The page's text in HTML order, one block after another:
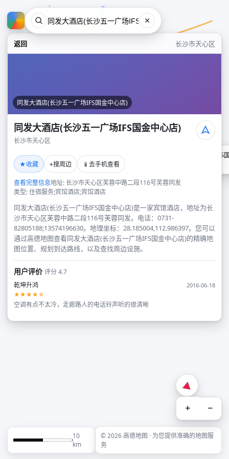
返回 长沙市天心区
同发大酒店(长沙五一广场IFS国金中心店)
同发大酒店(长沙五一广场IFS国金中心店)
长沙市天心区
★收藏 ⌖搜周边 📱 去手机查看
查看完整信息地址: 长沙市天心区芙蓉中路二段116号芙蓉同发
类型: 住宿服务;宾馆酒店;宾馆酒店
同发大酒店(长沙五一广场IFS国金中心店)是一家宾馆酒店，地址为长
沙市天心区芙蓉中路二段116号芙蓉同发。电话：0731-
82805188;13574196630。地理坐标：28.185004,112.986397。您可以
通过高德地图查看同发大酒店(长沙五一广场IFS国金中心店)的精确地
图位置、规划到达路线，以及查找周边设施。
用户评价评分 4.7
乾坤升鸿
2016-06-18
★★★★☆
空调有点不太冷，走廊路人的电话铃声听的很清晰
同发大酒店(长沙五一广场IFS
+ −
10
km
© 2026 高德地图 · 为您提供准确的地图服
务